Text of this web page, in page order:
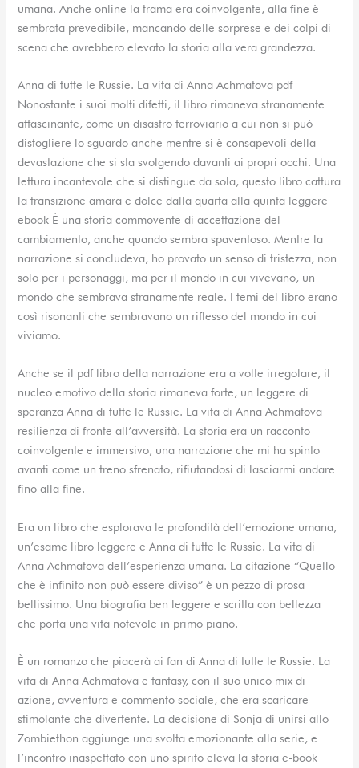
umana. Anche online la trama era coinvolgente, alla fine è
sembrata prevedibile, mancando delle sorprese e dei colpi di
scena che avrebbero elevato la storia alla vera grandezza.
Anna di tutte le Russie. La vita di Anna Achmatova pdf
Nonostante i suoi molti difetti, il libro rimaneva stranamente
affascinante, come un disastro ferroviario a cui non si può
distogliere lo sguardo anche mentre si è consapevoli della
devastazione che si sta svolgendo davanti ai propri occhi. Una
lettura incantevole che si distingue da sola, questo libro cattura
la transizione amara e dolce dalla quarta alla quinta leggere
ebook È una storia commovente di accettazione del
cambiamento, anche quando sembra spaventoso. Mentre la
narrazione si concludeva, ho provato un senso di tristezza, non
solo per i personaggi, ma per il mondo in cui vivevano, un
mondo che sembrava stranamente reale. I temi del libro erano
così risonanti che sembravano un riflesso del mondo in cui
viviamo.
Anche se il pdf libro della narrazione era a volte irregolare, il
nucleo emotivo della storia rimaneva forte, un leggere di
speranza Anna di tutte le Russie. La vita di Anna Achmatova
resilienza di fronte all’avversità. La storia era un racconto
coinvolgente e immersivo, una narrazione che mi ha spinto
avanti come un treno sfrenato, rifiutandosi di lasciarmi andare
fino alla fine.
Era un libro che esplorava le profondità dell’emozione umana,
un’esame libro leggere e Anna di tutte le Russie. La vita di
Anna Achmatova dell’esperienza umana. La citazione “Quello
che è infinito non può essere diviso” è un pezzo di prosa
bellissimo. Una biografia ben leggere e scritta con bellezza
che porta una vita notevole in primo piano.
È un romanzo che piacerà ai fan di Anna di tutte le Russie. La
vita di Anna Achmatova e fantasy, con il suo unico mix di
azione, avventura e commento sociale, che era scaricare
stimolante che divertente. La decisione di Sonja di unirsi allo
Zombiethon aggiunge una svolta emozionante alla serie, e
l’incontro inaspettato con uno spirito eleva la storia e-book